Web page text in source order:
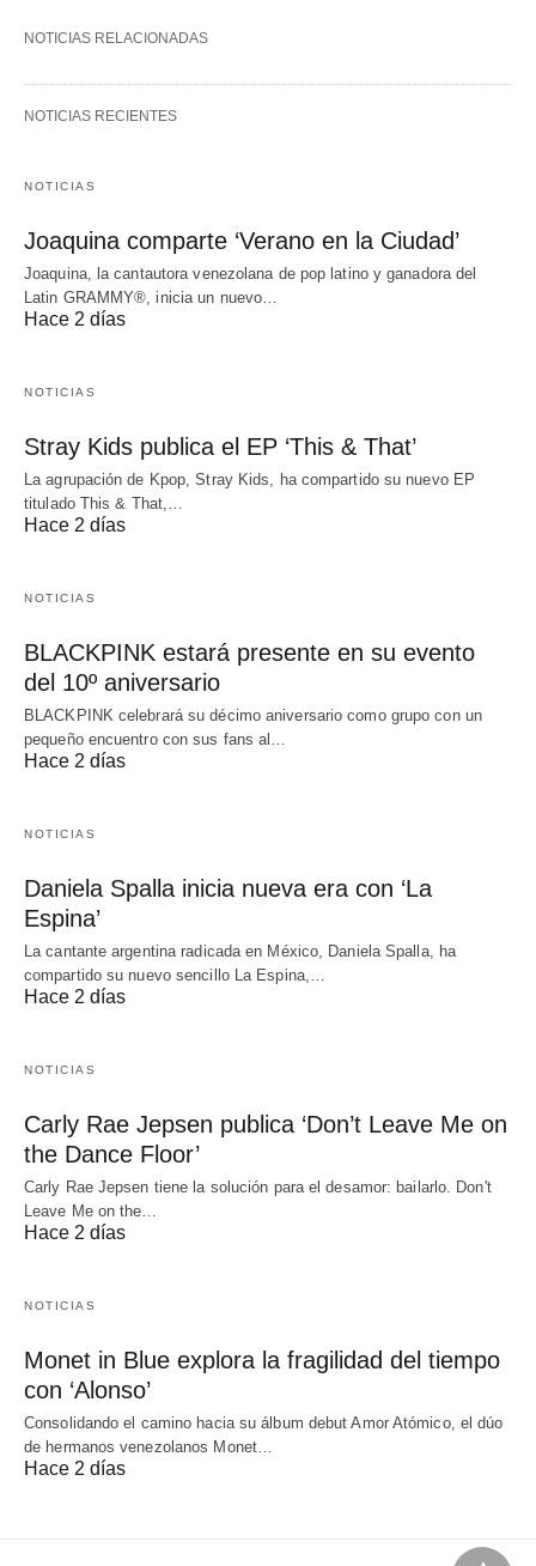
NOTICIAS RELACIONADAS
NOTICIAS RECIENTES
NOTICIAS
Joaquina comparte ‘Verano en la Ciudad’
Joaquina, la cantautora venezolana de pop latino y ganadora del
Latin GRAMMY®, inicia un nuevo…
Hace 2 días
NOTICIAS
Stray Kids publica el EP ‘This & That’
La agrupación de Kpop, Stray Kids, ha compartido su nuevo EP
titulado This & That,…
Hace 2 días
NOTICIAS
BLACKPINK estará presente en su evento
del 10º aniversario
BLACKPINK celebrará su décimo aniversario como grupo con un
pequeño encuentro con sus fans al…
Hace 2 días
NOTICIAS
Daniela Spalla inicia nueva era con ‘La
Espina’
La cantante argentina radicada en México, Daniela Spalla, ha
compartido su nuevo sencillo La Espina,…
Hace 2 días
NOTICIAS
Carly Rae Jepsen publica ‘Don’t Leave Me on
the Dance Floor’
Carly Rae Jepsen tiene la solución para el desamor: bailarlo. Don't
Leave Me on the…
Hace 2 días
NOTICIAS
Monet in Blue explora la fragilidad del tiempo
con ‘Alonso’
Consolidando el camino hacia su álbum debut Amor Atómico, el dúo
de hermanos venezolanos Monet…
Hace 2 días